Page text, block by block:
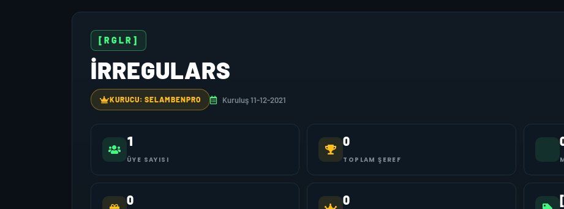
[RGLR]
IRREGULARS
KURUCU: SELAMBENPRO Kuruluş 11-12-2021
1
ÜYE SAYISI
0
TOPLAM ŞEREF
0 0